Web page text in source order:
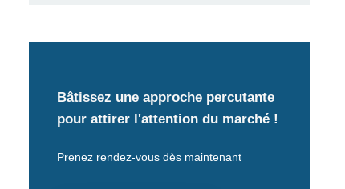
Bâtissez une approche percutante
pour attirer l'attention du marché !
Prenez rendez-vous dès maintenant